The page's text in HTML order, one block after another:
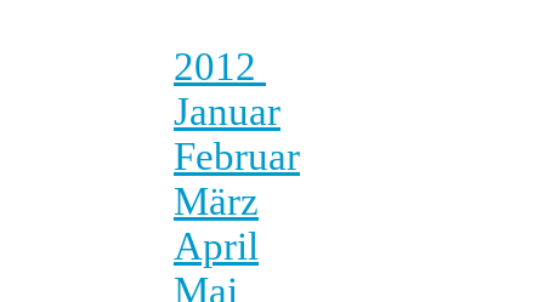
2012
Januar
Februar
März
April
Mai